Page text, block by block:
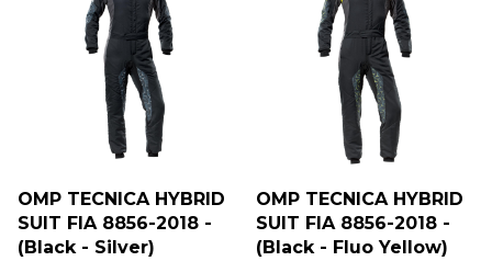
OMP TECNICA HYBRID
SUIT FIA 8856-2018 -
(Black - Silver)
OMP TECNICA HYBRID
SUIT FIA 8856-2018 -
(Black - Fluo Yellow)